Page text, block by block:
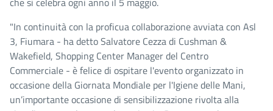
"In continuità con la proficua collaborazione avviata con Asl
3, Fiumara - ha detto Salvatore Cezza di Cushman &
Wakefield, Shopping Center Manager del Centro
Commerciale - è felice di ospitare l'evento organizzato in
occasione della Giornata Mondiale per l'Igiene delle Mani,
un’importante occasione di sensibilizzazione rivolta alla